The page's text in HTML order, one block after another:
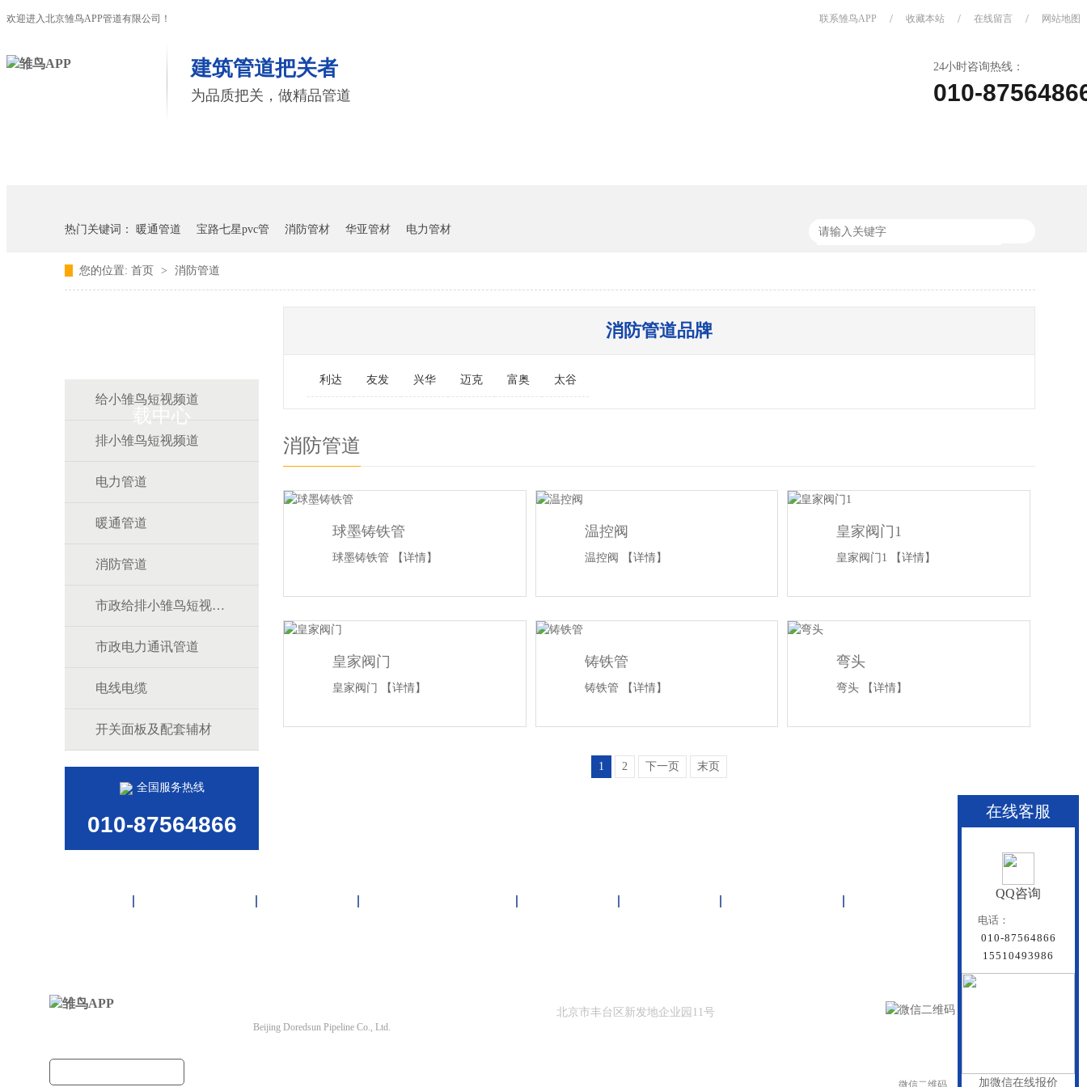
欢迎进入北京雏鸟APP管道有限公司！ 联系雏鸟APP / 收藏本站 / 在线留言 / 网站地图
建筑管道把关者
为品质把关，做精品管道
24小时咨询热线：
010-
热门关键词： 暖通管道 宝路七星pvc管 消防管材 华亚管材 电力管材
您的位置: 首页 > 消防管道
载中心
给小雏鸟短视频道
排小雏鸟短视频道
电力管道
暖通管道
消防管道
市政给排小雏鸟短视频道
市政电力通讯管道
电线电缆
开关面板及配套辅材
全国服务热线
010-87564866
消防管道品牌
利达 友发 兴华 迈克 富奥 太谷
消防管道
球墨铸铁管
球墨铸铁管 【详情】
温控阀
温控阀 【详情】
皇家阀门1
皇家阀门1 【详情】
皇家阀门
皇家阀门 【详情】
铸铁管
铸铁管 【详情】
弯头
弯头 【详情】
1 2 下一页 末页
网站地图
Beijing Doredsun Pipeline Co., Ltd.
北京市丰台区新发地企业园11号
微信二维码 手机二维码
在线客服
QQ咨询
电话：
010-87564866
15510493986
加微信在线报价